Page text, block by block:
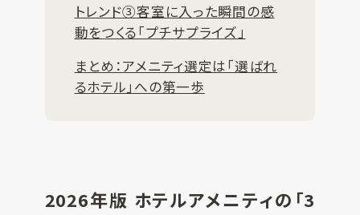
トレンド③客室に入った瞬間の感
動をつくる「プチサプライズ」
まとめ：アメニティ選定は「選ばれ
るホテル」への第一歩
2026年版 ホテルアメニティの「3